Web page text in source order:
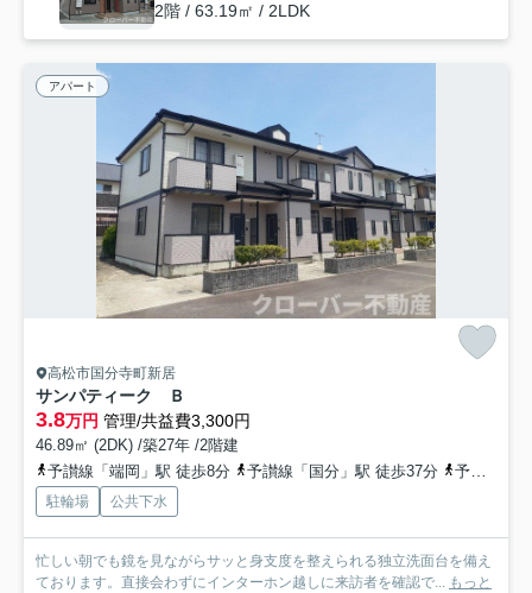
2階 / 63.19㎡ / 2LDK
アパート
高松市国分寺町新居
サンパティーク Ｂ
3.8万円 管理/共益費3,300円
46.89㎡ (2DK) /築27年 /2階建
予讃線「端岡」駅 徒歩8分
予讃線「国分」駅 徒歩37分 予讃線「鬼無」駅 徒歩42分
駐輪場 公共下水
忙しい朝でも鏡を見ながらサッと身支度を整えられる独立洗面台を備え
ております。直接会わずにインターホン越しに来訪者を確認で... もっと